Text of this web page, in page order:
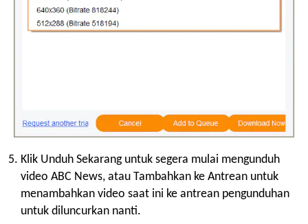
Klik Unduh Sekarang untuk segera mulai mengunduh
video ABC News, atau Tambahkan ke Antrean untuk
menambahkan video saat ini ke antrean pengunduhan
untuk diluncurkan nanti.